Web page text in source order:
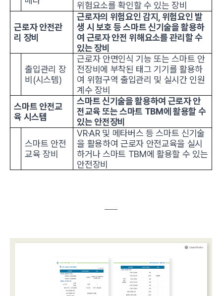
위험요소를 확인할 수 있는 장비
근로자 안전관
리 장비
근로자의 위험요인 감지, 위험요인 발
생 시 보호 등 스마트 신기술을 활용하
여 근로자 안전 위해요소를 관리할 수
있는 장비
출입관리 장
비(시스템)
근로자 안면인식 기능 또는 스마트 안
전장비에 부착된 태그 기기를 활용하
여 위험구역 출입관리 및 실시간 인원
계수 장비
스마트 안전교
육 시스템
스마트 신기술을 활용하여 근로자 안
전교육 또는 스마트 TBM에 활용할 수
있는 안전장비
스마트 안전
교육 장비
VR·AR 및 메타버스 등 스마트 신기술
을 활용하여 근로자 안전교육을 실시
하거나 스마트 TBM에 활용할 수 있는
안전장비